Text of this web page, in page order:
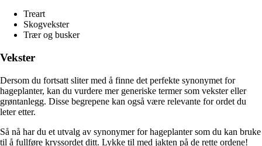
Treart
Skogvekster
Trær og busker
Vekster
Dersom du fortsatt sliter med å finne det perfekte synonymet for
hageplanter, kan du vurdere mer generiske termer som vekster eller
grøntanlegg. Disse begrepene kan også være relevante for ordet du
leter etter.
Så nå har du et utvalg av synonymer for hageplanter som du kan bruke
til å fullføre kryssordet ditt. Lykke til med jakten på de rette ordene!